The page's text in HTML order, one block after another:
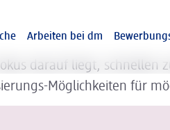
Arbeiten bei dm
darauf liegt,
Möglichkeiten für